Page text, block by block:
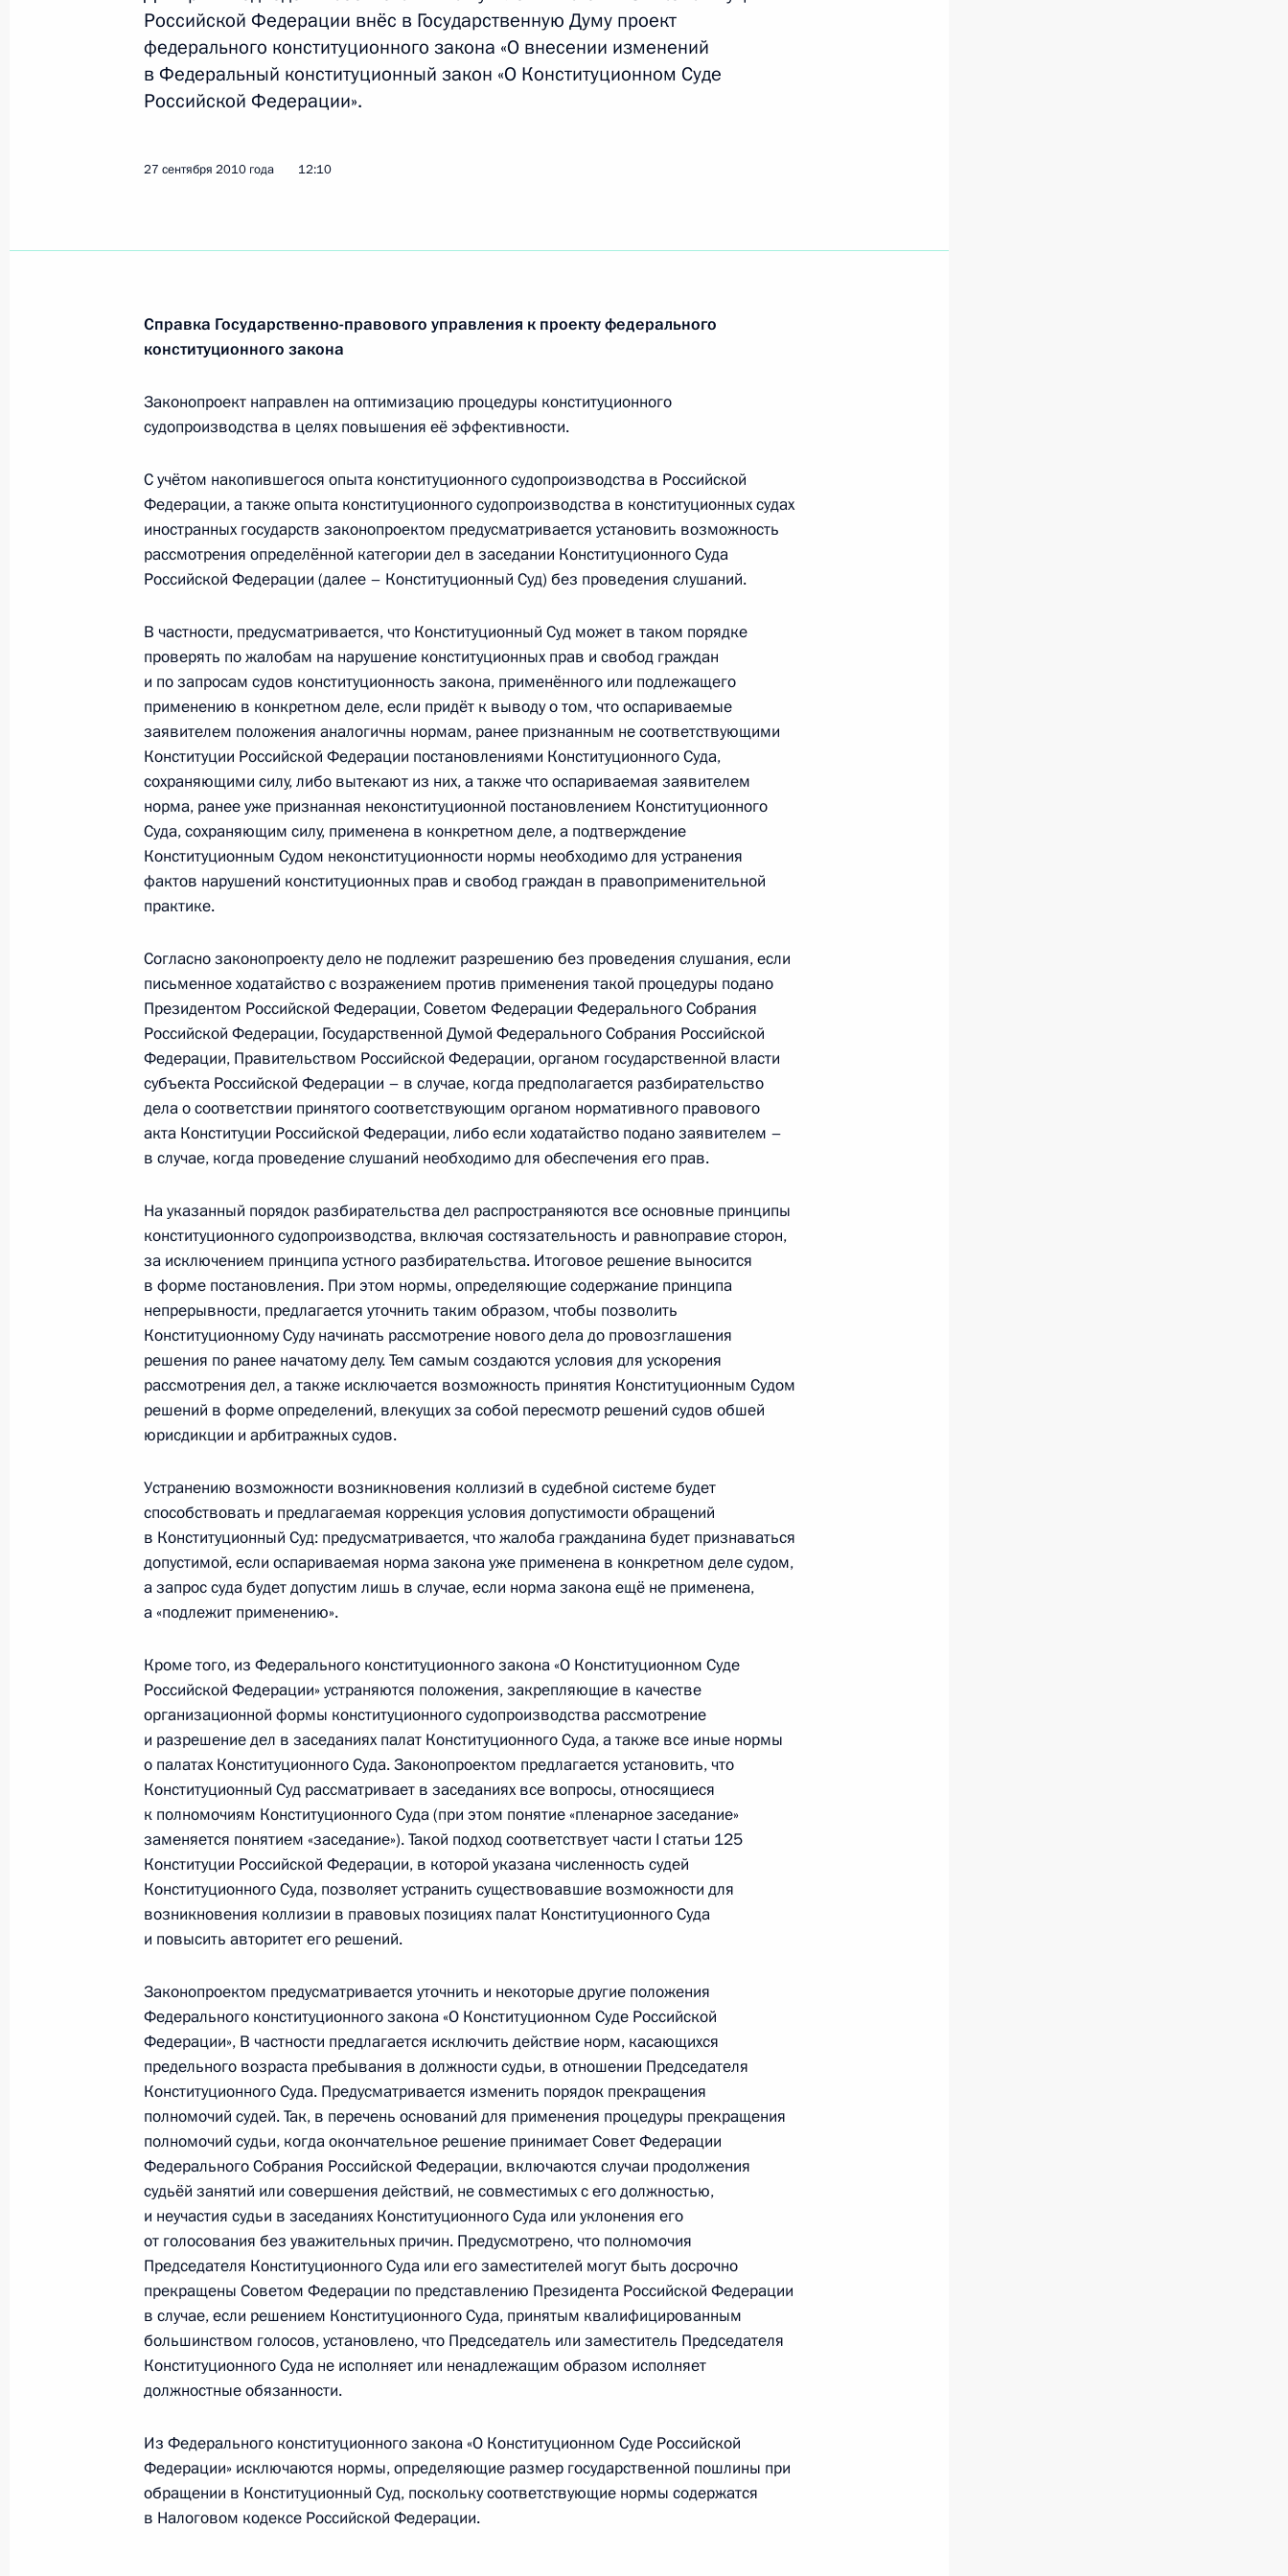
Президент согласился со списком кандидатур на должность
губернатора Тюменской области
30 сентября 2010 года, 17:50
Встреча с председателем правления компании «ИНТЕР РАО ЕЭС»
Поздравление Президенту Республики Корея Ли Мён Баку
30 сентября 2010 года, 13:30
30 сентября 2010 года, 13:20
Поздравление художественному руководителю Театра на Таганке
Юрию Любимову
30 сентября 2010 года, 10:00
Поздравление актрисе Вере Васильевой
30 сентября 2010 года, 09:30
29 сентября 2010 года, среда
Телефонный разговор с Президентом Польши Брониславом
Коморовским
Президент принял участие в открытии газопровода на Камчатке
29 сентября 2010 года, 08:30 Петропавловск-Камчатский
28 сентября 2010 года, вторник
28 сентября 2010 года, 15:00 Шанхай
Внесены изменения в некоторые законодательные акты в связи
с принятием закона об инновационном центре «Сколково»
28 сентября 2010 года, 12:10
Дмитрий Медведев подписал закон об инновационном центре
28 сентября 2010 года, 12:00
Указом Президента Совет по реализации приоритетных
национальных проектов и демографической политике
28 сентября 2010 года, 10:30
Поздравление лётчику-космонавту Александру Иванченкову
28 сентября 2010 года, 08:40
Поздравление кинорежиссёру Ярополку Лапшину
28 сентября 2010 года, 08:30
Указ о досрочном прекращении полномочий мэра Москвы
28 сентября 2010 года, 08:00
27 сентября 2010 года, понедельник
Телефонный разговор с Президентом Украины Виктором
Януковичем
27 сентября 2010 года, 20:50
Соболезнования Президенту Аргентины Кристине Фернандес де
Киршнер
27 сентября 2010 года, 18:30
Посещение Российского культурного центра в Пекине
27 сентября 2010 года, 14:20
2
Российской Федерации внёс в Государственную Думу проект
федерального конституционного закона «О внесении изменений
в Федеральный конституционный закон «О Конституционном Суде
Российской Федерации».
27 сентября 2010 года 12:10
Справка Государственно-правового управления к проекту федерального
конституционного закона
Законопроект направлен на оптимизацию процедуры конституционного
судопроизводства в целях повышения её эффективности.
С учётом накопившегося опыта конституционного судопроизводства в Российской
Федерации, а также опыта конституционного судопроизводства в конституционных судах
иностранных государств законопроектом предусматривается установить возможность
рассмотрения определённой категории дел в заседании Конституционного Суда
Российской Федерации (далее – Конституционный Суд) без проведения слушаний.
В частности, предусматривается, что Конституционный Суд может в таком порядке
проверять по жалобам на нарушение конституционных прав и свобод граждан
и по запросам судов конституционность закона, применённого или подлежащего
применению в конкретном деле, если придёт к выводу о том, что оспариваемые
заявителем положения аналогичны нормам, ранее признанным не соответствующими
Конституции Российской Федерации постановлениями Конституционного Суда,
сохраняющими силу, либо вытекают из них, а также что оспариваемая заявителем
норма, ранее уже признанная неконституционной постановлением Конституционного
Суда, сохраняющим силу, применена в конкретном деле, а подтверждение
Конституционным Судом неконституционности нормы необходимо для устранения
фактов нарушений конституционных прав и свобод граждан в правоприменительной
практике.
Согласно законопроекту дело не подлежит разрешению без проведения слушания, если
письменное ходатайство с возражением против применения такой процедуры подано
Президентом Российской Федерации, Советом Федерации Федерального Собрания
Российской Федерации, Государственной Думой Федерального Собрания Российской
Федерации, Правительством Российской Федерации, органом государственной власти
субъекта Российской Федерации – в случае, когда предполагается разбирательство
дела о соответствии принятого соответствующим органом нормативного правового
акта Конституции Российской Федерации, либо если ходатайство подано заявителем –
в случае, когда проведение слушаний необходимо для обеспечения его прав.
На указанный порядок разбирательства дел распространяются все основные принципы
конституционного судопроизводства, включая состязательность и равноправие сторон,
за исключением принципа устного разбирательства. Итоговое решение выносится
в форме постановления. При этом нормы, определяющие содержание принципа
непрерывности, предлагается уточнить таким образом, чтобы позволить
Конституционному Суду начинать рассмотрение нового дела до провозглашения
решения по ранее начатому делу. Тем самым создаются условия для ускорения
рассмотрения дел, а также исключается возможность принятия Конституционным Судом
решений в форме определений, влекущих за собой пересмотр решений судов обшей
юрисдикции и арбитражных судов.
Устранению возможности возникновения коллизий в судебной системе будет
способствовать и предлагаемая коррекция условия допустимости обращений
в Конституционный Суд: предусматривается, что жалоба гражданина будет признаваться
допустимой, если оспариваемая норма закона уже применена в конкретном деле судом,
а запрос суда будет допустим лишь в случае, если норма закона ещё не применена,
а «подлежит применению».
Кроме того, из Федерального конституционного закона «О Конституционном Суде
Российской Федерации» устраняются положения, закрепляющие в качестве
организационной формы конституционного судопроизводства рассмотрение
и разрешение дел в заседаниях палат Конституционного Суда, а также все иные нормы
о палатах Конституционного Суда. Законопроектом предлагается установить, что
Конституционный Суд рассматривает в заседаниях все вопросы, относящиеся
к полномочиям Конституционного Суда (при этом понятие «пленарное заседание»
заменяется понятием «заседание»). Такой подход соответствует части I статьи 125
Конституции Российской Федерации, в которой указана численность судей
Конституционного Суда, позволяет устранить существовавшие возможности для
возникновения коллизии в правовых позициях палат Конституционного Суда
и повысить авторитет его решений.
Законопроектом предусматривается уточнить и некоторые другие положения
Федерального конституционного закона «О Конституционном Суде Российской
Федерации», В частности предлагается исключить действие норм, касающихся
предельного возраста пребывания в должности судьи, в отношении Председателя
Конституционного Суда. Предусматривается изменить порядок прекращения
полномочий судей. Так, в перечень оснований для применения процедуры прекращения
полномочий судьи, когда окончательное решение принимает Совет Федерации
Федерального Собрания Российской Федерации, включаются случаи продолжения
судьёй занятий или совершения действий, не совместимых с его должностью,
и неучастия судьи в заседаниях Конституционного Суда или уклонения его
от голосования без уважительных причин. Предусмотрено, что полномочия
Председателя Конституционного Суда или его заместителей могут быть досрочно
прекращены Советом Федерации по представлению Президента Российской Федерации
в случае, если решением Конституционного Суда, принятым квалифицированным
большинством голосов, установлено, что Председатель или заместитель Председателя
Конституционного Суда не исполняет или ненадлежащим образом исполняет
должностные обязанности.
Из Федерального конституционного закона «О Конституционном Суде Российской
Федерации» исключаются нормы, определяющие размер государственной пошлины при
обращении в Конституционный Суд, поскольку соответствующие нормы содержатся
в Налоговом кодексе Российской Федерации.